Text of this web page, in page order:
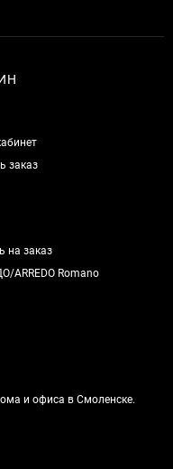
заказ
на заказ
ARREDO Romano
и офиса в Смоленске.